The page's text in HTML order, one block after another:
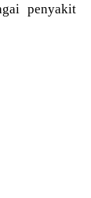
penyakit